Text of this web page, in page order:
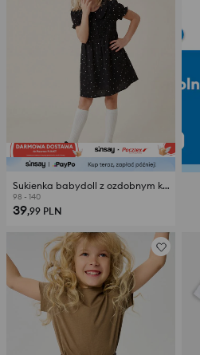
Sukienka babydoll z ozdobnym kołnierzykiem w kropki
98 - 140
39,99 PLN